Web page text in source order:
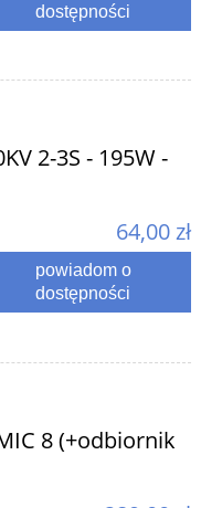
dostępności
2-3S - 195W -
64,00 zł
powiadom o
dostępności
8 (+odbiornik